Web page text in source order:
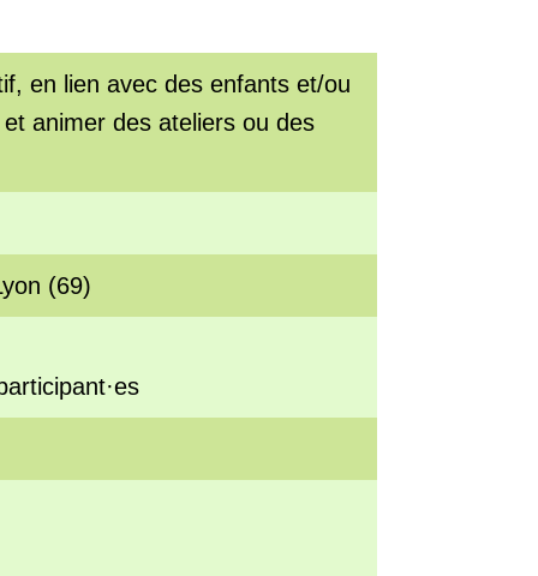
en lien avec des enfants et/ou
animer des ateliers ou des
(69)